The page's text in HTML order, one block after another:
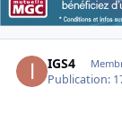
IGS4
Publication: